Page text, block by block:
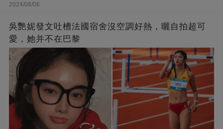
2024/08/06
吳艷妮發文吐槽法國宿舍沒空調好熱，曬自拍超可
愛，她并不在巴黎